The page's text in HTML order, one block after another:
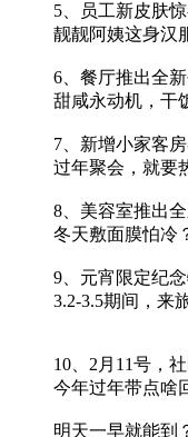
5、员工新皮肤惊
靓靓阿姨这身汉
6、餐厅推出全
甜咸永动机，干
7、新增小家客
过年聚会，就要
8、美容室推出
冬天敷面膜怕冷
9、元宵限定纪
3.2-3.5期间，来
10、2月11号，
今年过年带点啥
明天一早就能到